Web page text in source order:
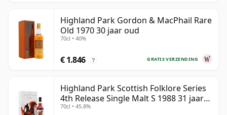
Highland Park Gordon & MacPhail Rare
Old 1970 30 jaar oud
70cl • 40%
GRATIS VERZENDING
€ 1.846 ?
Highland Park Scottish Folklore Series
4th Release Single Malt S 1988 31 jaar
oud
70cl • 45.8%